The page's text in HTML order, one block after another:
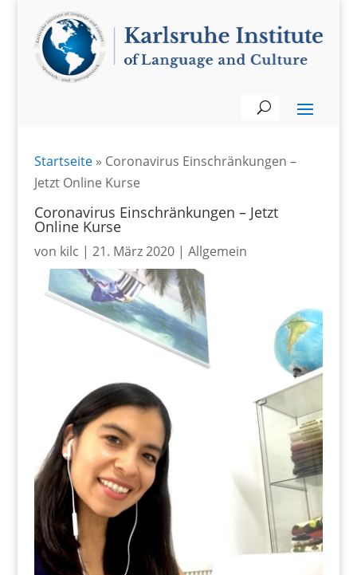
Startseite» Coronavirus Einschränkungen –
Jetzt Online Kurse
Coronavirus Einschränkungen – Jetzt
Online Kurse
von kilc | 21. März 2020| Allgemein